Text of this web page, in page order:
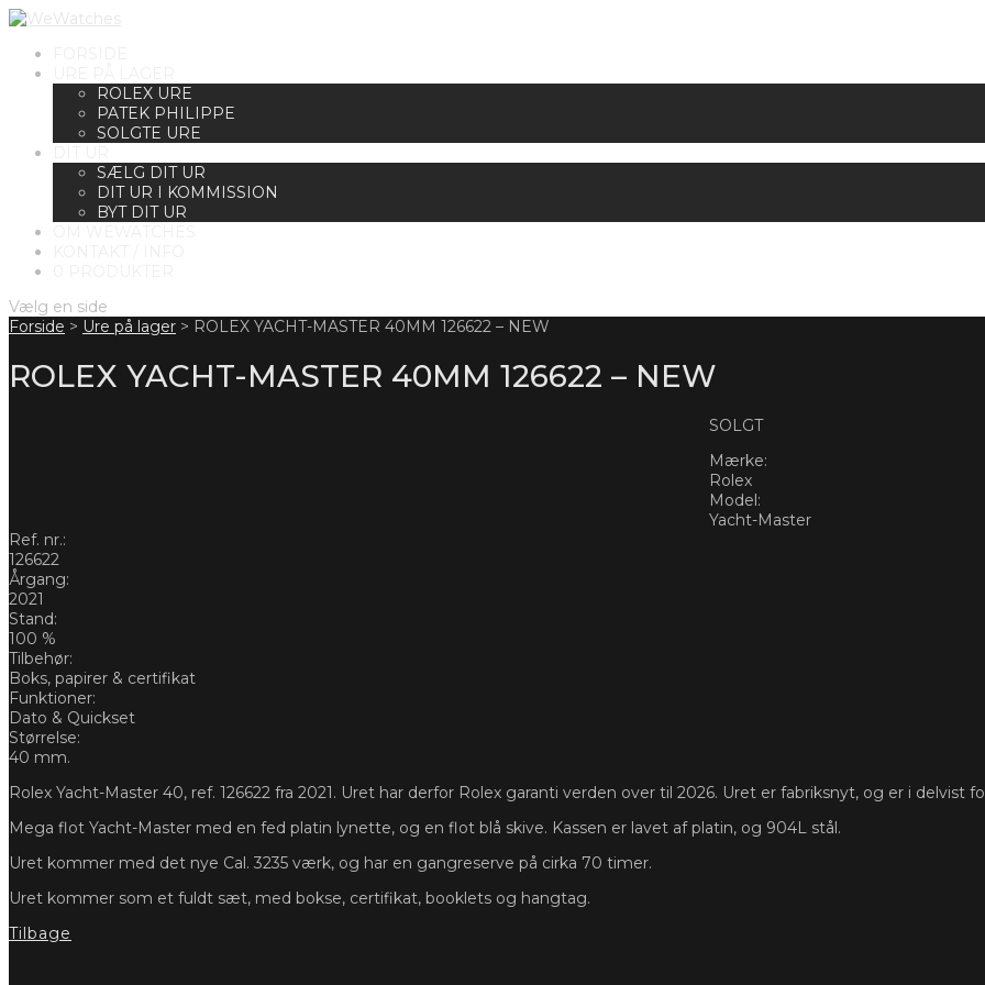
ROLEX URE
PATEK PHILIPPE
SOLGTE URE
SÆLG DIT UR
DIT UR I KOMMISSION
BYT DIT UR
Vælg en side
Forside > Ure på lager > ROLEX YACHT-MASTER 40MM 126622 – NEW
ROLEX YACHT-MASTER 40MM 126622 – NEW
SOLGT
Mærke:
Rolex
Model:
Yacht-Master
Ref. nr.:
126622
Årgang:
2021
Stand:
100 %
Tilbehør:
Boks, papirer & certifikat
Funktioner:
Dato & Quickset
Størrelse:
40 mm.
Rolex Yacht-Master 40, ref. 126622 fra 2021. Uret har derfor Rolex garanti verden over til 2026. Uret er fabriksnyt, og er i delvist
Mega flot Yacht-Master med en fed platin lynette, og en flot blå skive. Kassen er lavet af platin, og 904L stål.
Uret kommer med det nye Cal. 3235 værk, og har en gangreserve på cirka 70 timer.
Uret kommer som et fuldt sæt, med bokse, certifikat, booklets og hangtag.
Tilbage